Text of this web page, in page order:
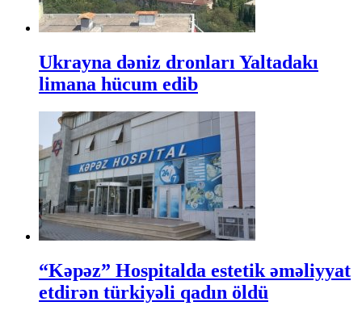
Ukrayna dəniz dronları Yaltadakı
limana hücum edib
“Kəpəz” Hospitalda estetik əməliyyat
etdirən türkiyəli qadın öldü